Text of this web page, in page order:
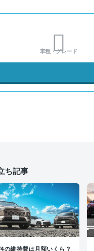
車種・グレード
ち記事
の維持費は月額いくら？